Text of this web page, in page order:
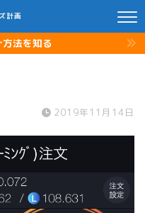
計画
法を知る
2019年11月14日